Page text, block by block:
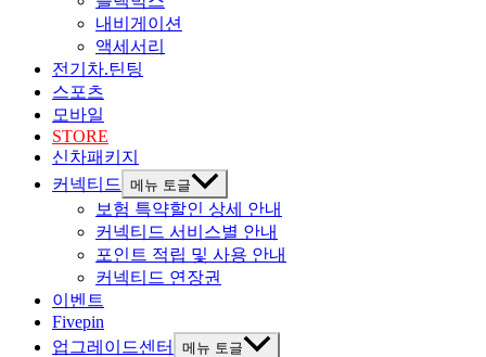
내비게이션
액세서리
전기차.틴팅
스포츠
모바일
STORE
신차패키지
커넥티드
메뉴 토글
보험 특약할인 상세 안내
커넥티드 서비스별 안내
포인트 적립 및 사용 안내
커넥티드 연장권
이벤트
Fivepin
업그레이드센터
메뉴 토글